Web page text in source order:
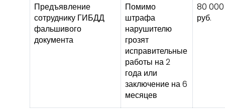
Предъявление
сотруднику ГИБДД
фальшивого
документа
Помимо
штрафа
нарушителю
грозят
исправительные
работы на 2
года или
заключение на 6
месяцев
80 000
руб.